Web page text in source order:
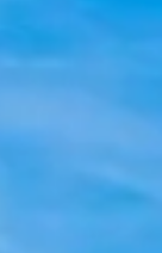
Разработаны в
почв в мире.